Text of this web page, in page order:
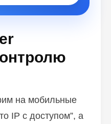
на мобильные
IP с доступом”, а